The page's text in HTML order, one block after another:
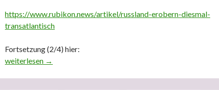
https://www.rubikon.news/artikel/russland-erobern-diesmal-
transatlantisch
Fortsetzung (2/4) hier:
Aus meinem Infokanal Artikel 20(4) GG in Telegram – Zu:
weiterlesen →